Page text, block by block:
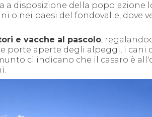
a disposizione della popolazione
o nei paesi del fondovalle, dove
e vacche al pascolo,
porte aperte degli alpeggi, i cani
ci indicano che il casaro è